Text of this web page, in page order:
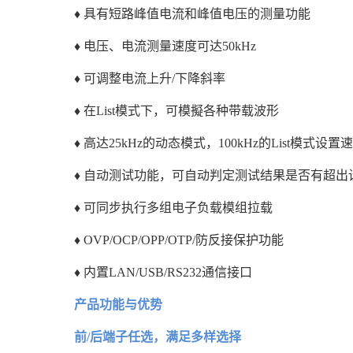
♦ 具有短路峰值电流和峰值电压的测量功能
♦ 电压、电流测量速度可达50kHz
♦ 可调整电流上升/下降斜率
♦ 在List模式下，可模擬各种带载波形
♦ 高达25kHz的动态模式，100kHz的List模式设置
♦ 自动测试功能，可自动判定测试结果是否有超出
♦ 可同步执行多组电子负载模组拉载
♦ OVP/OCP/OPP/OTP/防反接保护功能
♦ 内置LAN/USB/RS232通信接口
产品功能与优势
前/后端子任选，满足多样选择